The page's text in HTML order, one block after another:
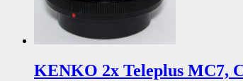
KENKO 2x Teleplus MC7,